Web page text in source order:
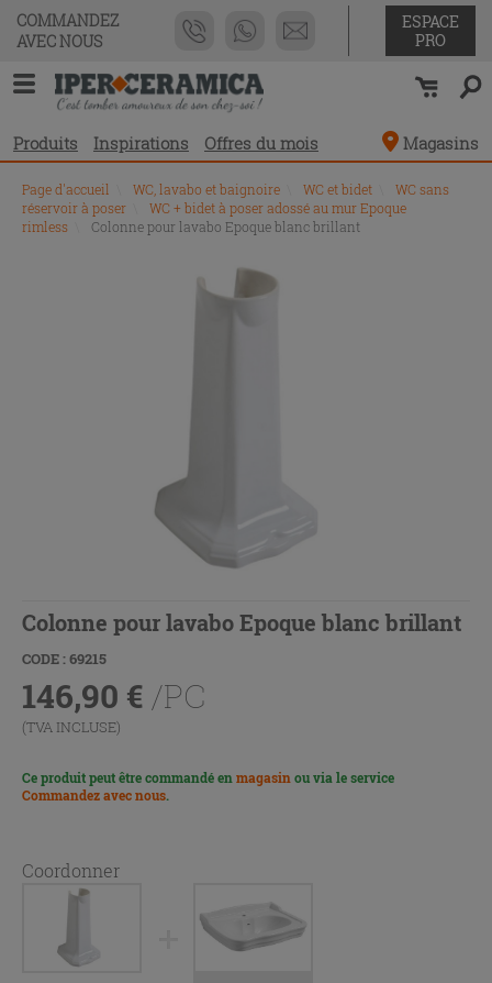
COMMANDEZ
AVEC NOUS
ESPACE
PRO
Produits Inspirations Offres du mois Magasins
Page d'accueil WC, lavabo et baignoire WC et bidet
WC sans
réservoir à poser
WC + bidet à poser adossé au mur Epoque
rimless
Colonne pour lavabo Epoque blanc brillant
Colonne pour lavabo Epoque blanc brillant
CODE : 69215
146,90 € /PC
(TVA INCLUSE)
Ce produit peut être commandé en magasin ou via le service
Commandez avec nous.
Coordonner